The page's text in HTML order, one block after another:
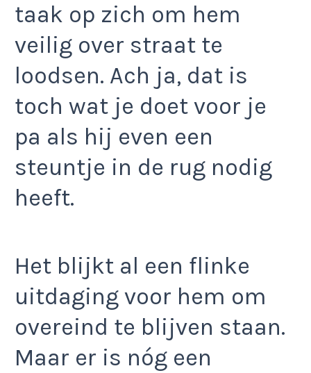
taak op zich om hem
veilig over straat te
loodsen. Ach ja, dat is
toch wat je doet voor je
pa als hij even een
steuntje in de rug nodig
heeft.
Het blijkt al een flinke
uitdaging voor hem om
overeind te blijven staan.
Maar er is nóg een